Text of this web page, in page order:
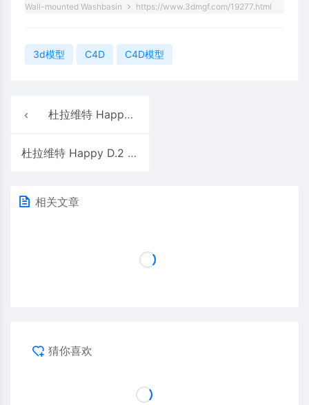
Wall-mounted Washbasin
https://www.3dmgf.com/19277.html
3d模型 C4D C4D模型
杜拉维特 Happy D.2 落地式妇洗器
杜拉维特 Happy D.2 落地式马桶
相关文章
猜你喜欢